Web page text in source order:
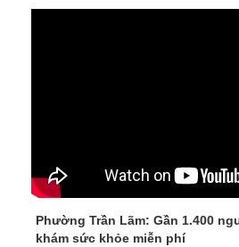
Phường Trần Lãm: Gần 1.400
khám sức khỏe miễn phí